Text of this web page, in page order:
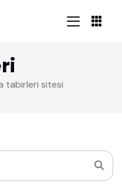
tabirleri sitesi